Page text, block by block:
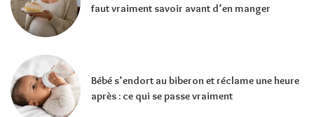
faut vraiment savoir avant d’en manger
Bébé s’endort au biberon et réclame une heure
après : ce qui se passe vraiment